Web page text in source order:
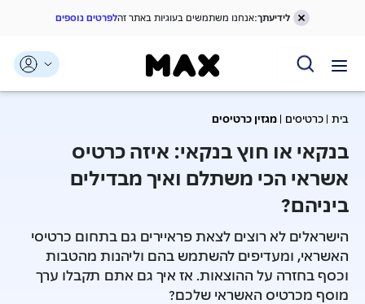
דלג אל תפריט ניווט
דלג אל תוכן ראשי
דלג אל תחתית העמוד
לידיעתך:אנחנו משתמשים בעוגיות באתר זהלפרטים נוספים
בית כרטיסים מגזין כרטיסים
בנקאי או חוץ בנקאי: איזה כרטיס
אשראי הכי משתלם ואיך מבדילים
ביניהם?
הישראלים לא רוצים לצאת פראיירים גם בתחום כרטיסי
האשראי, ומעדיפים להשתמש בהם וליהנות מהטבות
וכסף בחזרה על ההוצאות. אז איך גם אתם תקבלו ערך
מוסף מכרטיס האשראי שלכם?